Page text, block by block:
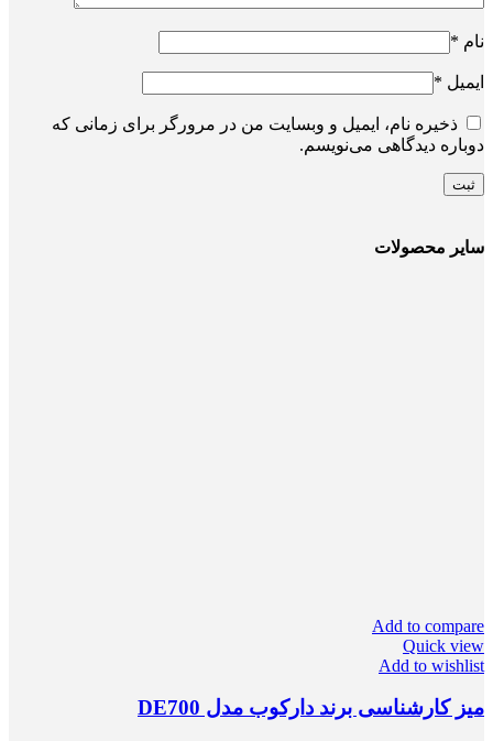
نام *
ایمیل *
ذخیره نام، ایمیل و وبسایت من در مرورگر برای زمانی که
دوباره دیدگاهی می‌نویسم.
سایر محصولات
Add to compare
Quick view
Add to wishlist
میز کارشناسی برند دارکوب مدل DE700